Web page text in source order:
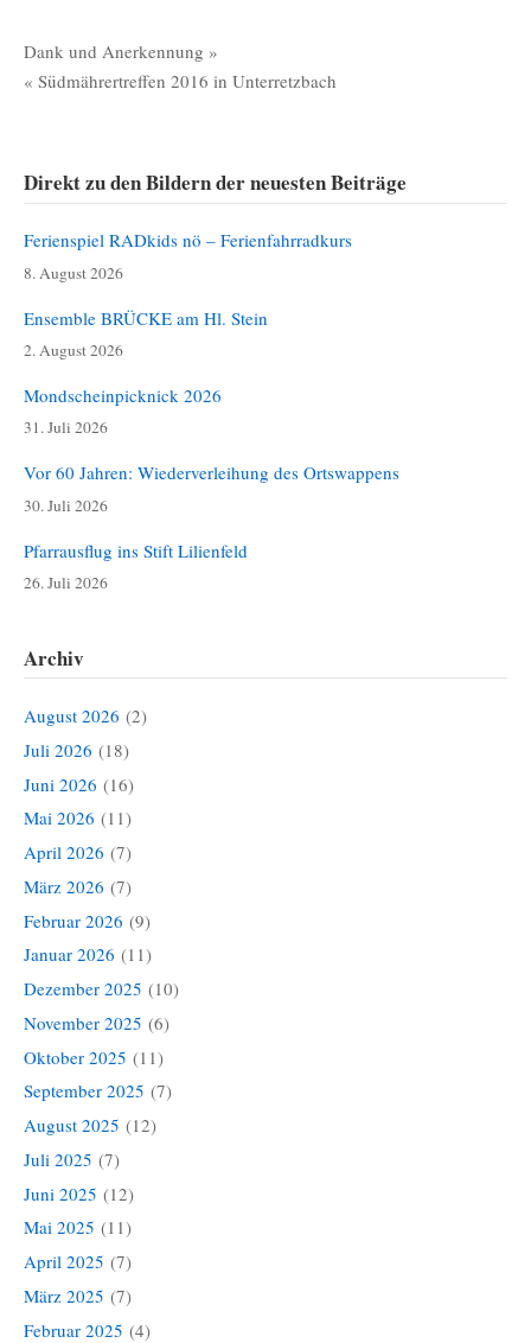
Beitragsnavigation
Dank und Anerkennung »
« Südmährertreffen 2016 in Unterretzbach
Direkt zu den Bildern der neuesten Beiträge
Ferienspiel RADkids nö – Ferienfahrradkurs
8. August 2026
Ensemble BRÜCKE am Hl. Stein
2. August 2026
Mondscheinpicknick 2026
31. Juli 2026
Vor 60 Jahren: Wiederverleihung des Ortswappens
30. Juli 2026
Pfarrausflug ins Stift Lilienfeld
26. Juli 2026
Archiv
August 2026 (2)
Juli 2026 (18)
Juni 2026 (16)
Mai 2026 (11)
April 2026 (7)
März 2026 (7)
Februar 2026 (9)
Januar 2026 (11)
Dezember 2025 (10)
November 2025 (6)
Oktober 2025 (11)
September 2025 (7)
August 2025 (12)
Juli 2025 (7)
Juni 2025 (12)
Mai 2025 (11)
April 2025 (7)
März 2025 (7)
Februar 2025 (4)